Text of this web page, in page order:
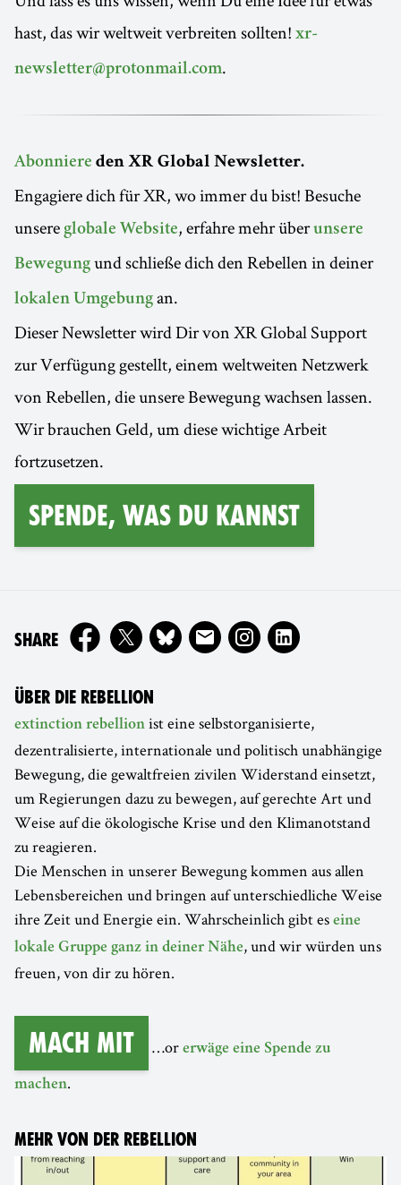
hast, das wir weltweit verbreiten sollten! xr-
newsletter@protonmail.com.
Abonniere den XR Global Newsletter.
Engagiere dich für XR, wo immer du bist! Besuche
unsere globale Website, erfahre mehr überunsere
Bewegung und schließe dich den Rebellen in deiner
lokalen Umgebung an.
Dieser Newsletter wird Dir von XR Global Support
zur Verfügung gestellt, einem weltweiten Netzwerk
von Rebellen, die unsere Bewegung wachsen lassen.
Wir brauchen Geld, um diese wichtige Arbeit
fortzusetzen.
Spende, was du kannst
SHAREON
ÜBER DIE REBELLION
extinction rebellion ist eine selbstorganisierte,
dezentralisierte, internationale und politisch unabhängige
Bewegung, die gewaltfreien zivilen Widerstand einsetzt,
um Regierungen dazu zu bewegen, auf gerechte Art und
Weise auf die ökologische Krise und den Klimanotstand
zu reagieren.
Die Menschen in unserer Bewegung kommen aus allen
Lebensbereichen und bringen auf unterschiedliche Weise
ihre Zeit und Energie ein. Wahrscheinlich gibt es eine
lokale Gruppe ganz in deiner Nähe, und wir würden uns
freuen, von dir zu hören.
Mach mit …or erwäge eine Spende zu
machen.
MEHR VON DER REBELLION